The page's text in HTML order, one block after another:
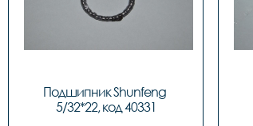
Подшипник Shunfeng
5/32*22, код 40331